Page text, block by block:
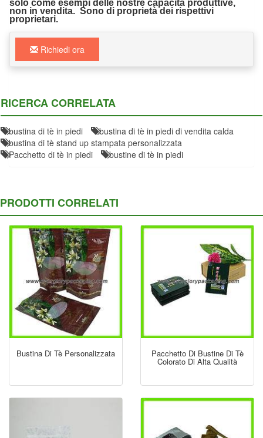
solo come esempi delle nostre capacità produttive,
non in vendita. Sono di proprietà dei rispettivi
proprietari.
Richiedi ora
RICERCA CORRELATA
bustina di tè in piedi
bustina di tè in piedi di vendita calda
bustina di tè stand up stampata personalizzata
Pacchetto di tè in piedi
bustine di tè in piedi
PRODOTTI CORRELATI
Bustina Di Tè Personalizzata Pacchetto Di Bustine Di Tè
Colorato Di Alta Qualità